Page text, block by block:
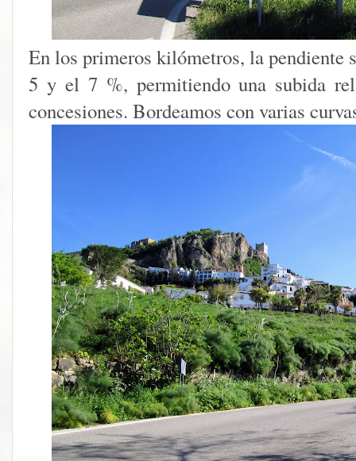
En los primeros kilómetros, la pendiente
5 y el 7 %, permitiendo una subida
concesiones. Bordeamos con varias